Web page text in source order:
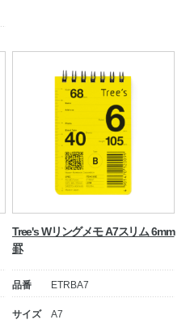
Tree's Wリングメモ A7スリム 6mm
罫
品番 ETRBA7
サイズ A7